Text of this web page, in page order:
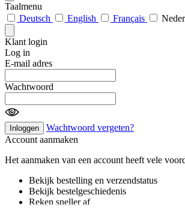
Taalmenu
Deutsch
English Français
Klant login
Log in
E-mail adres
Wachtwoord
Inloggen
Wachtwoord vergeten?
Account aanmaken
Het aanmaken van een account heeft vele
Bekijk bestelling en verzendstatus
Bekijk bestelgeschiedenis
Reken sneller af